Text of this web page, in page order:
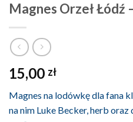
Magnes Orzeł Łódź
15,00 zł
Magnes na lodówkę dla fana
na nim Luke Becker, herb